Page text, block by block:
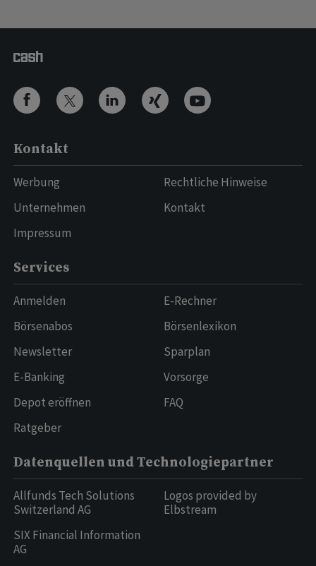
Kontakt
Werbung
Unternehmen
Impressum
Rechtliche Hinweise
Kontakt
Services
Anmelden
Börsenabos
Newsletter
E-Banking
Depot eröffnen
Ratgeber
E-Rechner
Börsenlexikon
Sparplan
Vorsorge
FAQ
Datenquellen und Technologiepartner
Allfunds Tech Solutions
Switzerland AG
SIX Financial Information
AG
Logos provided by
Elbstream